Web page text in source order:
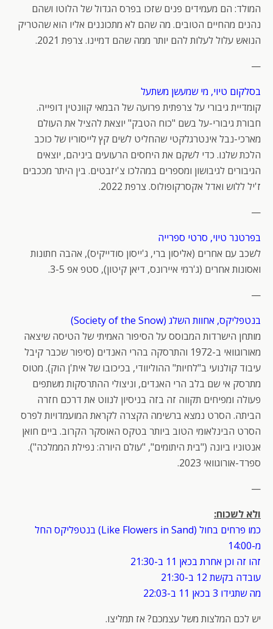
המולד: הם מעמידים פנים שזכו בפרס הגדול של הלוטו ושהם
נהנים מהחיים הטובים. מה שהם לא מתכוננים אליו הוא שהטריק
הנואש עלול לעלות להם יותר ממה שהם דמיינו. צרפת 2021.
—
בסלקום טיוי, מי שמעשן משתעל
קומדיית גיבורי על צרפתית פרועה של הבמאי קוונטין דופייה.
חבורת גיבורי-על בשם "כוח הטבק" יוצאת להציל את העולם
מארכי-נבל אינטרגלקטי שהחליט לשים קץ לייסוריו של כוכב
הלכת שלנו. כדי לשקם את היחסים הרעועים ביניהם, יוצאים
הגיבורים לגיבושון ומספרים במהלכו צ'יזבטים. בין היתר מככבים
ז'יל ללוש ואדל אקסרקופולוס. צרפת 2022.
—
בפרטנר טיוי, סרטי ספרייה
לשכב עם אחרים (אליסון ברי, ג'ייסון סודייקיס), אהבה חתונות
ואסונות אחרים (ג'רמי איירונס, דיאן קיטון), סטפ אפ 3-5.
—
בנטפליקס, אחוות השלג (Society of the Snow)
מותחן הישרדות המבוסס על הסיפור האמיתי של הטיסה שיצאה
מאורוגוואי ב-1972 והתרסקה בהרי האנדים (סיפור שכבר קיבל
עיבוד קולנועי ב"לחיות" ההוליוודי, בכיכובו של אית'ן הוק). מטוס
מתרסק אי שם בלב הרי האנדים, וניצולי ההתרסקות משתפים
פעולה ומפיחים תקווה זה בזה בניסיון לנווט את דרכם חזרה
הביתה. הסרט נמצא ברשימה הקצרה לקראת המועמדויות לפרס
הסרט הבינלאומי הטוב ביותר בטקס האוסקר הקרוב. ביים חואן
אנטוניו ביונה ("בית היתומים", "עולם היורה: נפילת הממלכה").
ספרד-אורוגוואי 2023.
—
ולא לשכוח:
כמו פרחים בחול (Like Flowers in Sand) בנטפליקס החל
מ-14:00
זהו זה וכן אחרת בכאן 11 ב-21:30
עובדה בקשת 12 ב-21:30
מה שתגידו 3 בכאן 11 ב-22:03
יש לכם המלצות משל עצמכם? אז תמליצו.